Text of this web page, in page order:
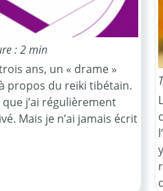
: 2 min
ans, un « drame »
propos du reiki tibétain.
que j’ai régulièrement
Mais je n’ai jamais écrit